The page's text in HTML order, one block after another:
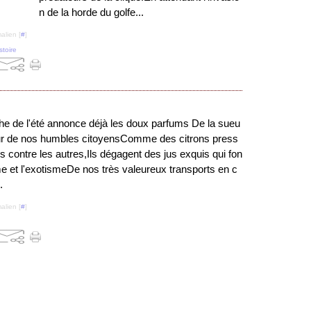
n de la horde du golfe...
[#]
de l'été annonce déjà les doux parfums De la sueu
de nos humbles citoyensComme des citrons press
contre les autres,Ils dégagent des jus exquis qui fon
et l'exotismeDe nos très valeureux transports en c
[#]